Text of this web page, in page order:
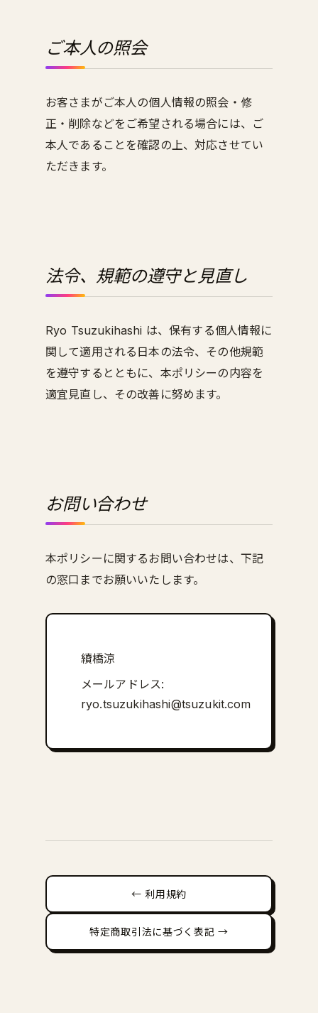
ご本人の照会
お客さまがご本人の個人情報の照会・修
正・削除などをご希望される場合には、ご
本人であることを確認の上、対応させてい
ただきます。
法令、規範の遵守と見直し
Ryo Tsuzukihashi は、保有する個人情報に
関して適用される日本の法令、その他規範
を遵守するとともに、本ポリシーの内容を
適宜見直し、その改善に努めます。
お問い合わせ
本ポリシーに関するお問い合わせは、下記
の窓口までお願いいたします。
續橋涼
メールアドレス:
ryo.tsuzukihashi@tsuzukit.com
← 利用規約
特定商取引法に基づく表記 →